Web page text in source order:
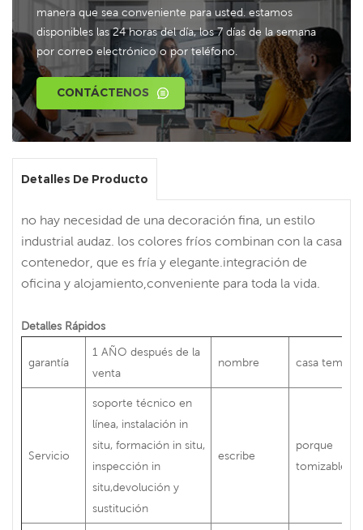
manera que sea conveniente para usted. estamos
disponibles las 24 horas del día, los 7 días de la semana
por correo electrónico o por teléfono.
CONTÁCTENOS
Detalles De Producto
no hay necesidad de una decoración fina, un estilo
industrial audaz. los colores fríos combinan con la casa
contenedor, que es fría y elegante.integración de
oficina y alojamiento,conveniente para toda la vida.
Detalles Rápidos
garantía
1 AÑO después de la
venta
nombre casa
Servicio
soporte técnico en
línea, instalación in
situ, formación in situ,
inspección in
situ,devolución y
sustitución
escribe
porque
tomizable